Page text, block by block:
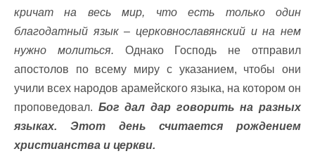
кричат ​​на весь мир, что есть только один
благодатный язык – церковнославянский и на нем
нужно молиться. Однако Господь не отправил
апостолов по всему миру с указанием, чтобы они
учили всех народов арамейского языка, на котором он
проповедовал. Бог дал дар говорить на разных
языках. Этот день считается рождением
христианства и церкви.